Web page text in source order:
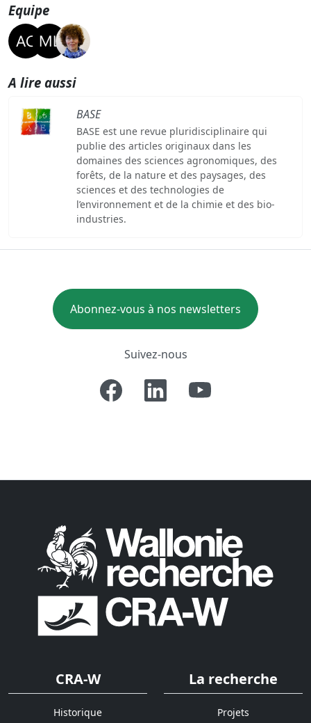
Equipe
A lire aussi
BASE
BASE est une revue pluridisciplinaire qui
publie des articles originaux dans les
domaines des sciences agronomiques, des
forêts, de la nature et des paysages, des
sciences et des technologies de
l’environnement et de la chimie et des bio-
industries.
Abonnez-vous à nos newsletters
Suivez-nous
CRA-W
Historique
La recherche
Projets